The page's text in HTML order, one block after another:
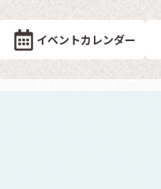
イベントカレンダー